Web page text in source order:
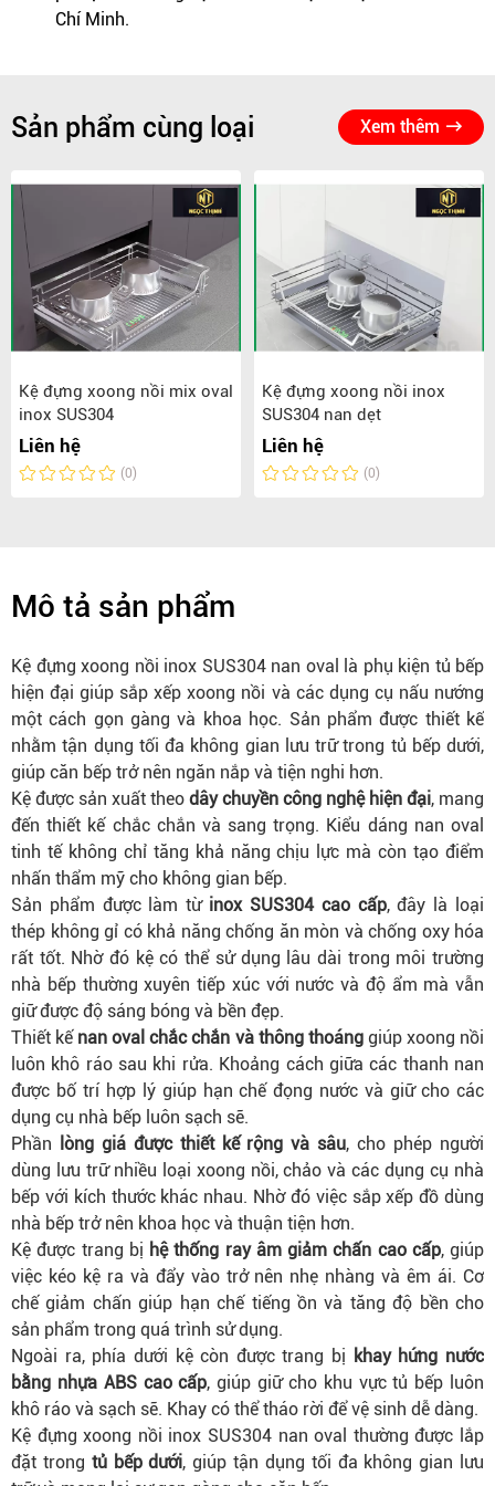
Chí Minh.
Sản phẩm cùng loại Xem thêm
Kệ đựng xoong nồi mix oval
inox SUS304
Liên hệ
(0)
Kệ đựng xoong nồi inox
SUS304 nan dẹt
Liên hệ
(0)
Mô tả sản phẩm
Kệ đựng xoong nồi inox SUS304 nan oval là phụ kiện tủ bếp
hiện đại giúp sắp xếp xoong nồi và các dụng cụ nấu nướng
một cách gọn gàng và khoa học. Sản phẩm được thiết kế
nhằm tận dụng tối đa không gian lưu trữ trong tủ bếp dưới,
giúp căn bếp trở nên ngăn nắp và tiện nghi hơn.
Kệ được sản xuất theo dây chuyền công nghệ hiện đại, mang
đến thiết kế chắc chắn và sang trọng. Kiểu dáng nan oval
tinh tế không chỉ tăng khả năng chịu lực mà còn tạo điểm
nhấn thẩm mỹ cho không gian bếp.
Sản phẩm được làm từ inox SUS304 cao cấp, đây là loại
thép không gỉ có khả năng chống ăn mòn và chống oxy hóa
rất tốt. Nhờ đó kệ có thể sử dụng lâu dài trong môi trường
nhà bếp thường xuyên tiếp xúc với nước và độ ẩm mà vẫn
giữ được độ sáng bóng và bền đẹp.
Thiết kế nan oval chắc chắn và thông thoánggiúp xoong nồi
luôn khô ráo sau khi rửa. Khoảng cách giữa các thanh nan
được bố trí hợp lý giúp hạn chế đọng nước và giữ cho các
dụng cụ nhà bếp luôn sạch sẽ.
Phần
lòng giá được thiết kế rộng và sâu, cho phép người
dùng lưu trữ nhiều loại xoong nồi, chảo và các dụng cụ nhà
bếp với kích thước khác nhau. Nhờ đó việc sắp xếp đồ dùng
nhà bếp trở nên khoa học và thuận tiện hơn.
Kệ được trang bị hệ thống ray âm giảm chấn cao cấp, giúp
việc kéo kệ ra và đẩy vào trở nên nhẹ nhàng và êm ái. Cơ
chế giảm chấn giúp hạn chế tiếng ồn và tăng độ bền cho
sản phẩm trong quá trình sử dụng.
Ngoài ra, phía dưới kệ còn được trang bị khay hứng nước
bằng nhựa ABS cao cấp, giúp giữ cho khu vực tủ bếp luôn
khô ráo và sạch sẽ. Khay có thể tháo rời để vệ sinh dễ dàng.
Kệ đựng xoong nồi inox SUS304 nan oval thường được lắp
đặt trong tủ bếp dưới, giúp tận dụng tối đa không gian lưu